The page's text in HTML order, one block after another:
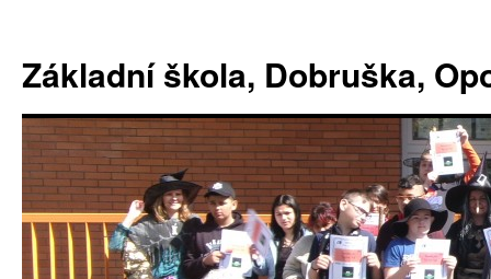
Základní škola, Dobruška,